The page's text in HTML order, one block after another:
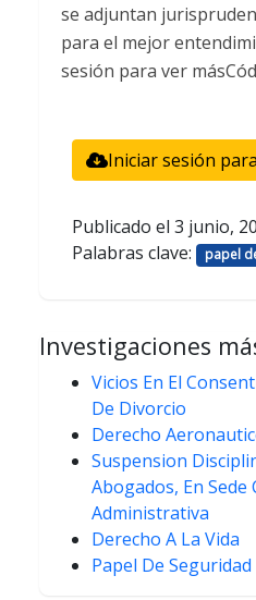
se adjuntan
para el mejor
sesión para ver
Iniciar sesión
Publicado el 3 junio,
Palabras clave:
papel
Investigaciones
Vicios En El
De Divorcio
Derecho
Suspension
Abogados, En Sede
Administrativa
Derecho A La Vida
Papel De